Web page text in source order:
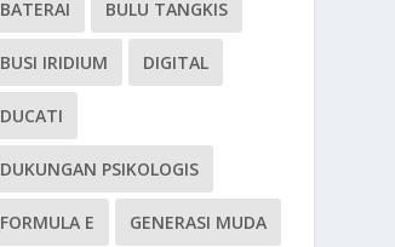
BATERAI BULU TANGKIS
BUSI IRIDIUM DIGITAL
DUCATI
DUKUNGAN PSIKOLOGIS
FORMULA E GENERASI MUDA